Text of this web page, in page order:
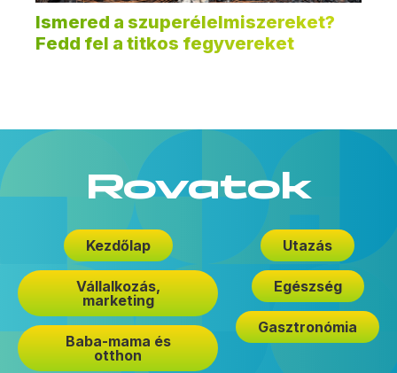
Ismered a szuperélelmiszereket?
Fedd fel a titkos fegyvereket
Rovatok
Kezdőlap
Vállalkozás,
marketing
Baba-mama és
otthon
Utazás
Egészség
Gasztronómia